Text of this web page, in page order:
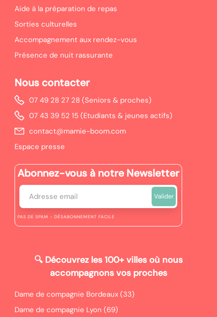
Aide à la préparation de repas
Sorties culturelles
Accompagnement aux rendez-vous
Présence de nuit rassurante
Nous contacter
07 49 28 27 28 (Seniors & proches)
07 43 39 52 15 (Etudiants & jeunes actifs)
contact@mamie-boom.com
Espace presse
Abonnez-vous à notre Newsletter
PAS DE SPAM - DÉSABONNEMENT FACILE
🔍 Découvrez les 100+ villes où nous
accompagnons vos proches
Dame de compagnie Bordeaux (33)
Dame de compagnie Lyon (69)